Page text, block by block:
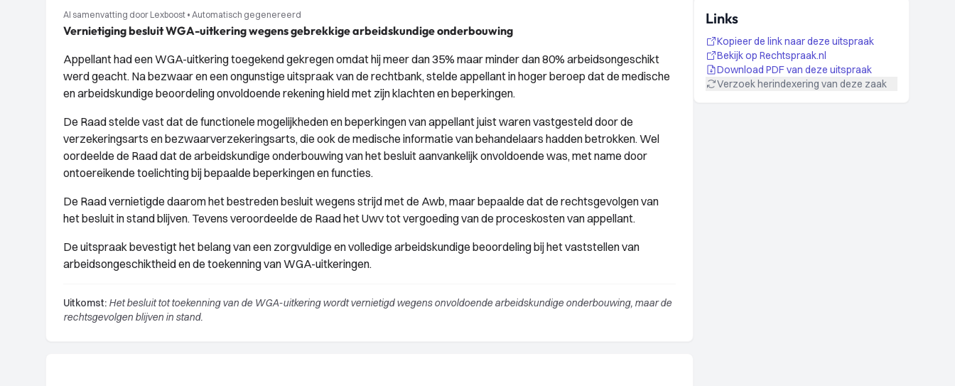
AI samenvatting door Lexboost • Automatisch gegenereerd
Vernietiging besluit WGA-uitkering wegens gebrekkige arbeidskundige onderbouwing
Appellant had een WGA-uitkering toegekend gekregen omdat hij meer dan 35% maar minder dan 80% arbeidsongeschikt
werd geacht. Na bezwaar en een ongunstige uitspraak van de rechtbank, stelde appellant in hoger beroep dat de medische
en arbeidskundige beoordeling onvoldoende rekening hield met zijn klachten en beperkingen.
De Raad stelde vast dat de functionele mogelijkheden en beperkingen van appellant juist waren vastgesteld door de
verzekeringsarts en bezwaarverzekeringsarts, die ook de medische informatie van behandelaars hadden betrokken. Wel
oordeelde de Raad dat de arbeidskundige onderbouwing van het besluit aanvankelijk onvoldoende was, met name door
ontoereikende toelichting bij bepaalde beperkingen en functies.
De Raad vernietigde daarom het bestreden besluit wegens strijd met de Awb, maar bepaalde dat de rechtsgevolgen van
het besluit in stand blijven. Tevens veroordeelde de Raad het Uwv tot vergoeding van de proceskosten van appellant.
De uitspraak bevestigt het belang van een zorgvuldige en volledige arbeidskundige beoordeling bij het vaststellen van
arbeidsongeschiktheid en de toekenning van WGA-uitkeringen.
Uitkomst: Het besluit tot toekenning van de WGA-uitkering wordt vernietigd wegens onvoldoende arbeidskundige onderbouwing, maar de
rechtsgevolgen blijven in stand.
Links
Kopieer de link naar deze uitspraak
Bekijk op Rechtspraak.nl
Download PDF van deze uitspraak
Verzoek herindexering van deze zaak